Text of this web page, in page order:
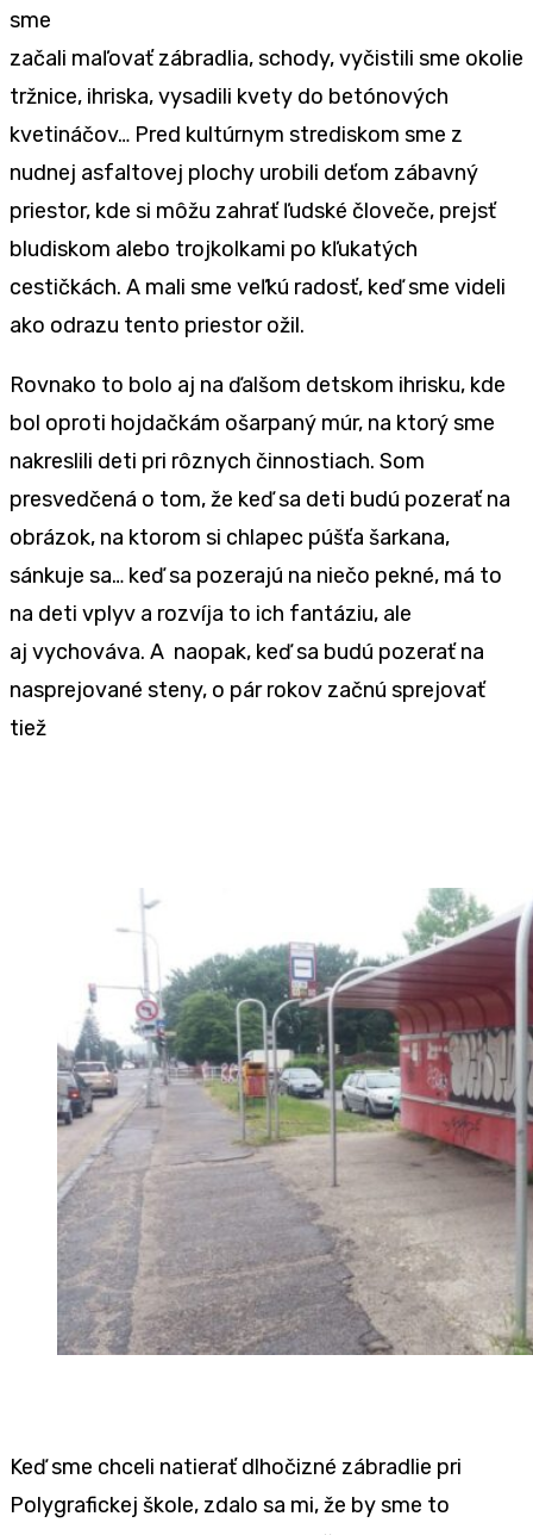
sme
začali maľovať zábradlia, schody, vyčistili sme okolie
tržnice, ihriska, vysadili kvety do betónových
kvetináčov… Pred kultúrnym strediskom sme z
nudnej asfaltovej plochy urobili deťom zábavný
priestor, kde si môžu zahrať ľudské človeče, prejsť
bludiskom alebo trojkolkami po kľukatých
cestičkách. A mali sme veľkú radosť, keď sme videli
ako odrazu tento priestor ožil.
Rovnako to bolo aj na ďalšom detskom ihrisku, kde
bol oproti hojdačkám ošarpaný múr, na ktorý sme
nakreslili deti pri rôznych činnostiach. Som
presvedčená o tom, že keď sa deti budú pozerať na
obrázok, na ktorom si chlapec púšťa šarkana,
sánkuje sa… keď sa pozerajú na niečo pekné, má to
na deti vplyv a rozvíja to ich fantáziu, ale
aj vychováva. A naopak, keď sa budú pozerať na
nasprejované steny, o pár rokov začnú sprejovať
tiež
Keď sme chceli natierať dlhočizné zábradlie pri
Polygrafickej škole, zdalo sa mi, že by sme to